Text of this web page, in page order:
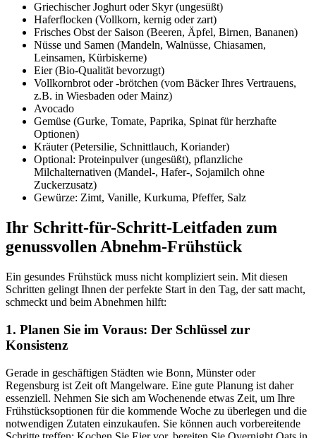
Griechischer Joghurt oder Skyr (ungesüßt)
Haferflocken (Vollkorn, kernig oder zart)
Frisches Obst der Saison (Beeren, Äpfel, Birnen, Bananen)
Nüsse und Samen (Mandeln, Walnüsse, Chiasamen,
Leinsamen, Kürbiskerne)
Eier (Bio-Qualität bevorzugt)
Vollkornbrot oder -brötchen (vom Bäcker Ihres Vertrauens,
z.B. in Wiesbaden oder Mainz)
Avocado
Gemüse (Gurke, Tomate, Paprika, Spinat für herzhafte
Optionen)
Kräuter (Petersilie, Schnittlauch, Koriander)
Optional: Proteinpulver (ungesüßt), pflanzliche
Milchalternativen (Mandel-, Hafer-, Sojamilch ohne
Zuckerzusatz)
Gewürze: Zimt, Vanille, Kurkuma, Pfeffer, Salz
Ihr Schritt-für-Schritt-Leitfaden zum
genussvollen Abnehm-Frühstück
Ein gesundes Frühstück muss nicht kompliziert sein. Mit diesen
Schritten gelingt Ihnen der perfekte Start in den Tag, der satt macht,
schmeckt und beim Abnehmen hilft:
1. Planen Sie im Voraus: Der Schlüssel zur
Konsistenz
Gerade in geschäftigen Städten wie Bonn, Münster oder
Regensburg ist Zeit oft Mangelware. Eine gute Planung ist daher
essenziell. Nehmen Sie sich am Wochenende etwas Zeit, um Ihre
Frühstücksoptionen für die kommende Woche zu überlegen und die
notwendigen Zutaten einzukaufen. Sie können auch vorbereitende